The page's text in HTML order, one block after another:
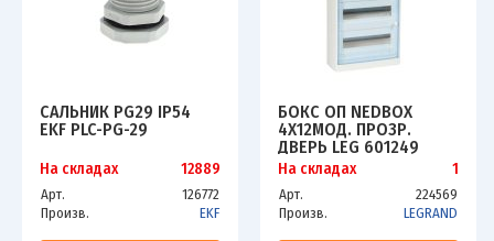
САЛЬНИК PG29 IP54
EKF PLC-PG-29
На складах 12889
Арт.
126772
Произв.
EKF
БОКС ОП NEDBOX
4Х12МОД. ПРОЗР.
ДВЕРЬ LEG 601249
На складах 1
Арт.
224569
Произв.
LEGRAND